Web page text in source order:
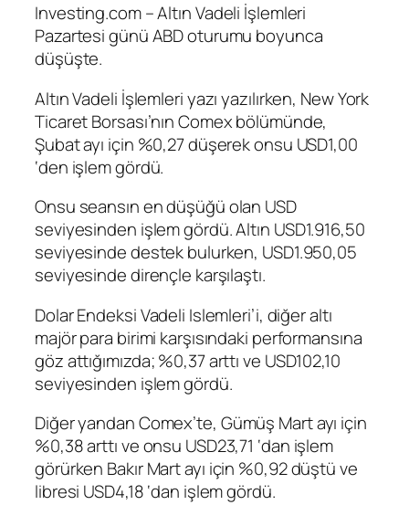
Investing.com –Altın Vadeli İşlemleri
Pazartesi günü ABD oturumu boyunca
düşüşte.
Altın Vadeli İşlemleriyazı yazılırken, New York
Ticaret Borsası’nın Comex bölümünde,
Şubat ayı için %0,27 düşerek onsu USD1,00
‘den işlem gördü.
Onsu seansın en düşüğü olan USD
seviyesinden işlem gördü.Altın USD1.916,50
seviyesinde destek bulurken, USD1.950,05
seviyesinde dirençle karşılaştı.
Dolar Endeksi Vadeli Islemleri’i, diğer altı
majör para birimi karşısındaki performansına
göz attığımızda; %0,37 arttı ve USD102,10
seviyesinden işlem gördü.
Diğer yandan Comex’te, Gümüş Mart ayı için
%0,38 arttı ve onsu USD23,71 ‘dan işlem
görürken BakırMart ayı için %0,92 düştü ve
libresi USD4,18 ‘dan işlem gördü.